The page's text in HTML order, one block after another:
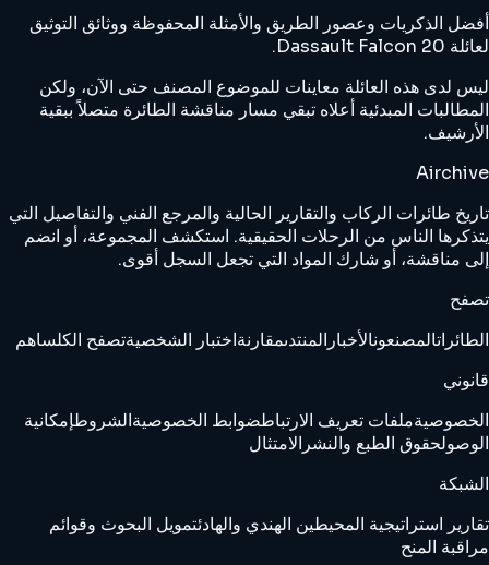
أفضل الذكريات وعصور الطريق والأمثلة المحفوظة ووثائق التوثيق
لعائلة Dassault Falcon 20.
ليس لدى هذه العائلة معاينات للموضوع المصنف حتى الآن، ولكن
المطالبات المبدئية أعلاه تبقي مسار مناقشة الطائرة متصلاً ببقية
الأرشيف.
Airchive
تاريخ طائرات الركاب والتقارير الحالية والمرجع الفني والتفاصيل التي
يتذكرها الناس من الرحلات الحقيقية. استكشف المجموعة، أو انضم
إلى مناقشة، أو شارك المواد التي تجعل السجل أقوى.
تصفح
الطائراتالمصنعونالأخبار المنتدىمقارنةاختبار الشخصيةتصفح الكلساهم
قانوني
الخصوصيةملفات تعريف الارتباطضوابط الخصوصيةالشروطإمكانية
الوصولحقوق الطبع والنشر الامتثال
الشبكة
تقارير استراتيجية المحيطين الهندي والهادئتمويل البحوث وقوائم
مراقبة المنح